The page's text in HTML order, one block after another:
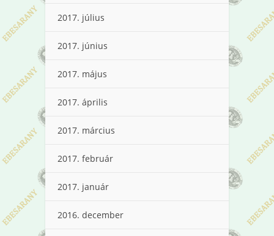
2017. július
2017. június
2017. május
2017. április
2017. március
2017. február
2017. január
2016. december